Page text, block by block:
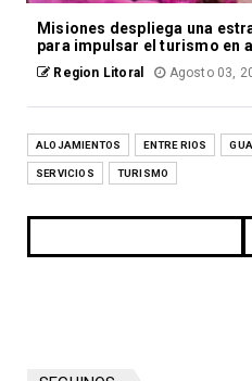
Misiones despliega una
para impulsar el turismo en
Region Litoral Agosto 03,
ALOJAMIENTOS ENTRE RIOS
SERVICIOS TURISMO